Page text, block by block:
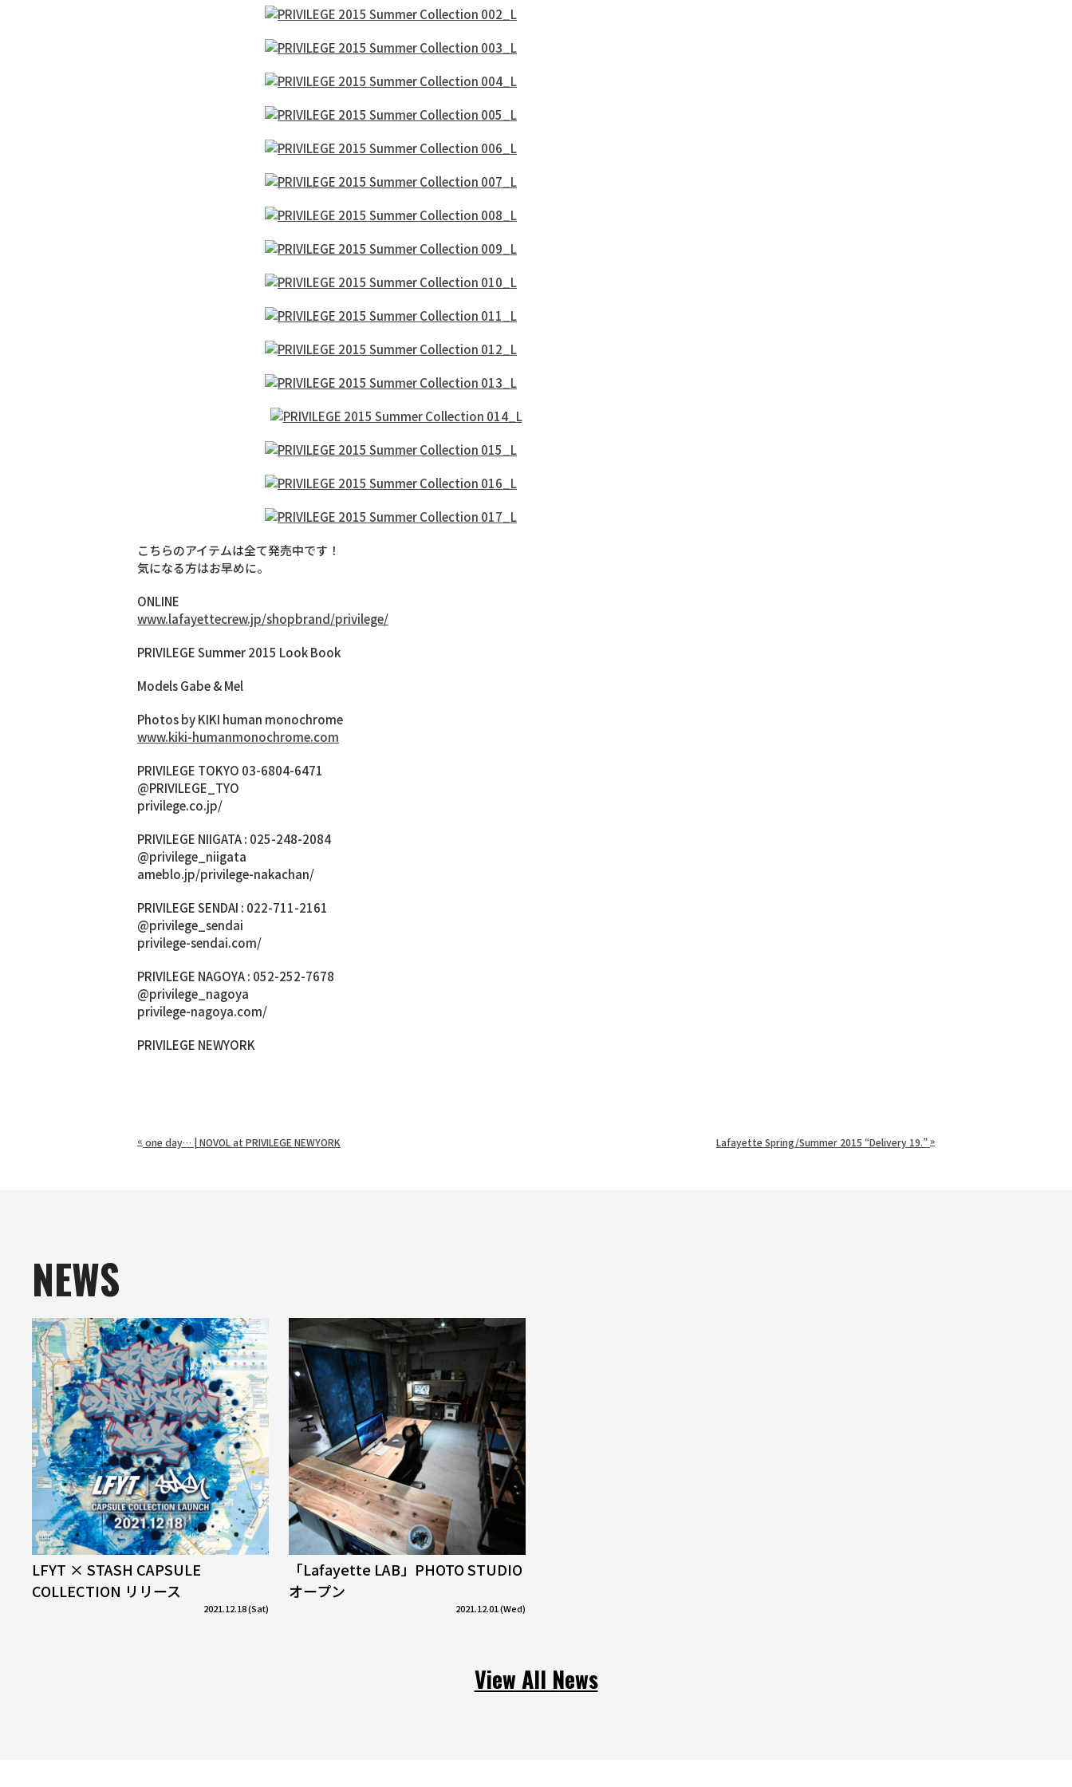
こちらのアイテムは全て発売中です！
気になる方はお早めに。
ONLINE
www.lafayettecrew.jp/shopbrand/privilege/
PRIVILEGE Summer 2015 Look Book
Models Gabe & Mel
Photos by KIKI human monochrome
www.kiki-humanmonochrome.com
PRIVILEGE TOKYO 03-6804-6471
@PRIVILEGE_TYO
privilege.co.jp/
PRIVILEGE NIIGATA : 025-248-2084
@privilege_niigata
ameblo.jp/privilege-nakachan/
PRIVILEGE SENDAI : 022-711-2161
@privilege_sendai
privilege-sendai.com/
PRIVILEGE NAGOYA : 052-252-7678
@privilege_nagoya
privilege-nagoya.com/
PRIVILEGE NEWYORK
« one day… | NOVOL at PRIVILEGE NEWYORK Lafayette Spring/Summer 2015 “Delivery 19.”»
NEWS
LFYT × STASH CAPSULE
COLLECTION リリース
2021.12.18 (Sat)
「Lafayette LAB」PHOTO STUDIO
オープン
2021.12.01 (Wed)
View All News